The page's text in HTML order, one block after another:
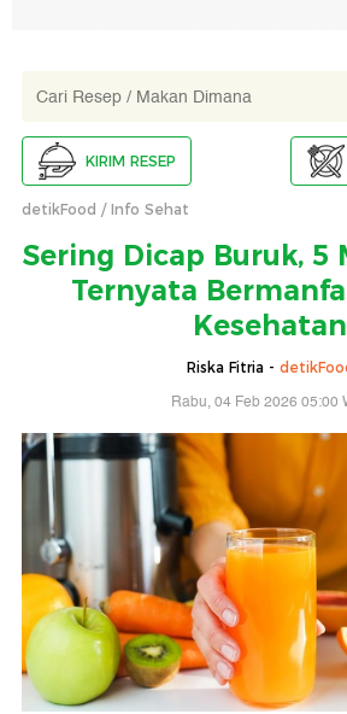
KIRIM RESEP
detikFood Info Sehat
Sering Dicap Buruk, 5
Ternyata
Kesehatan
Riska Fitria -
Rabu, 04 Feb 2026 05:00